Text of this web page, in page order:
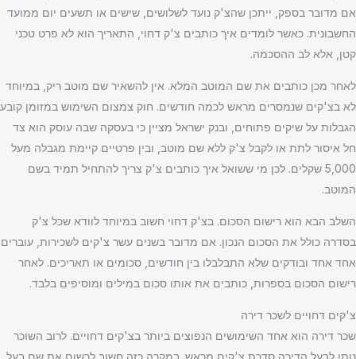
אם מדובר בספק, ייתכן שהצ'ק נועד לשלושים, שישים או תשעים יום ממועד
החשבונית. כאשר לומדים איך כותבים צ'ק דחוי, התאריך הוא לא פרט טכני
קטן, אלא לב ההסכמה.
לאחר מכן כותבים את שם המוטב המלא. אין להשאיר שם מוטב ריק, במיוחד
לא בצ'קים שנמסרים מראש לכמה חודשים. חוק צמצום השימוש במזומן קובע
הגבלות על שיקים פתוחים, ובנק ישראל מציין כי בעסקה שבה עוסק הוא צד
חל איסור לתת או לקבל צ'ק ללא שם מוטב, ובין פרטיים קיימת מגבלה מעל
5,000 שקלים. לכן מי ששואל איך כותבים צ'ק צריך להתחיל תמיד בשם
המוטב.
השלב הבא הוא רישום הסכום. בצ'ק דחוי חשוב במיוחד לוודא שכל צ'ק
בסדרה כולל את הסכום הנכון. אם מדובר בשנים עשר צ'קים לשכירות, עוברים
אחד אחד ובודקים שלא התבלבלו בין חודשים, סכומים או תאריכים. לאחר
רישום הסכום בספרות, כותבים את אותו סכום במילים ומוסיפים בלבד.
צ'קים דחויים לשכר דירה
שכר דירה הוא אחד השימושים הנפוצים ביותר בצ'קים דחויים. לרוב השוכר